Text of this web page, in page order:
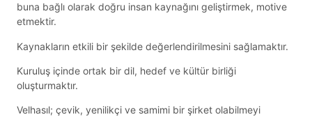
buna bağlı olarak doğru insan kaynağını geliştirmek, motive
etmektir.
Kaynakların etkili bir şekilde değerlendirilmesini sağlamaktır.
Kuruluş içinde ortak bir dil, hedef ve kültür birliği
oluşturmaktır.
Velhasıl; çevik, yenilikçi ve samimi bir şirket olabilmeyi